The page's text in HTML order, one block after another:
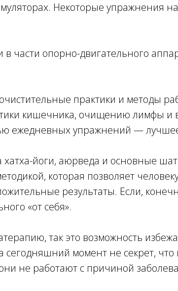
Некоторые
части опорно-двигательного
практики и методы
кишечника, очищению лимфы и
ежедневных упражнений — лучшее
йоги, аюрведа и основные
которая позволяет
результаты. Если,
«от себя».
так это возможность
сегодняшний момент не секрет,
не работают с причиной